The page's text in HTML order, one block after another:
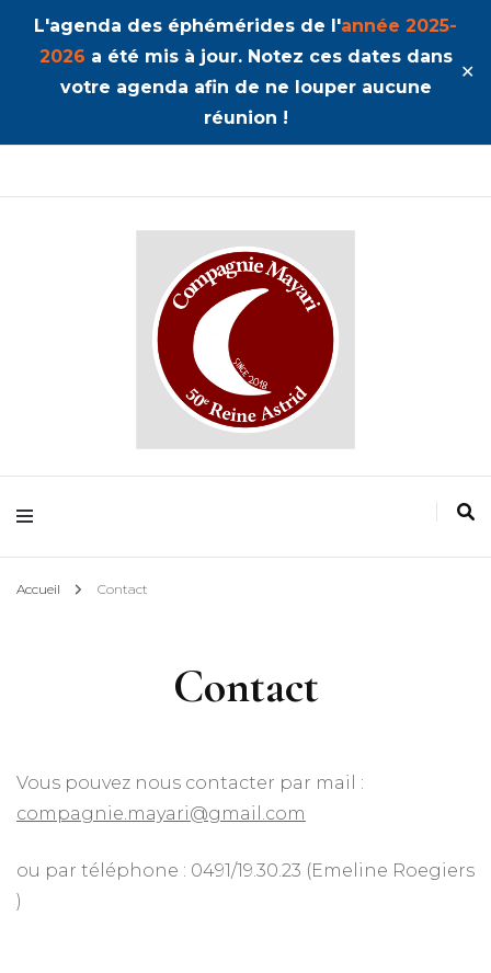
L'agenda des éphémérides de l'année 2025-
2026 a été mis à jour. Notez ces dates dans
votre agenda afin de ne louper aucune
réunion !
✕
Mayari
50ème Unité Reine Astrid
Accueil Contact
Contact
Vous pouvez nous contacter par mail :
compagnie.mayari@gmail.com
ou par téléphone : 0491/19.30.23 (Emeline Roegiers
)